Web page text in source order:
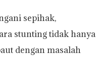
sepihak,
stunting tidak hanya
dengan masalah